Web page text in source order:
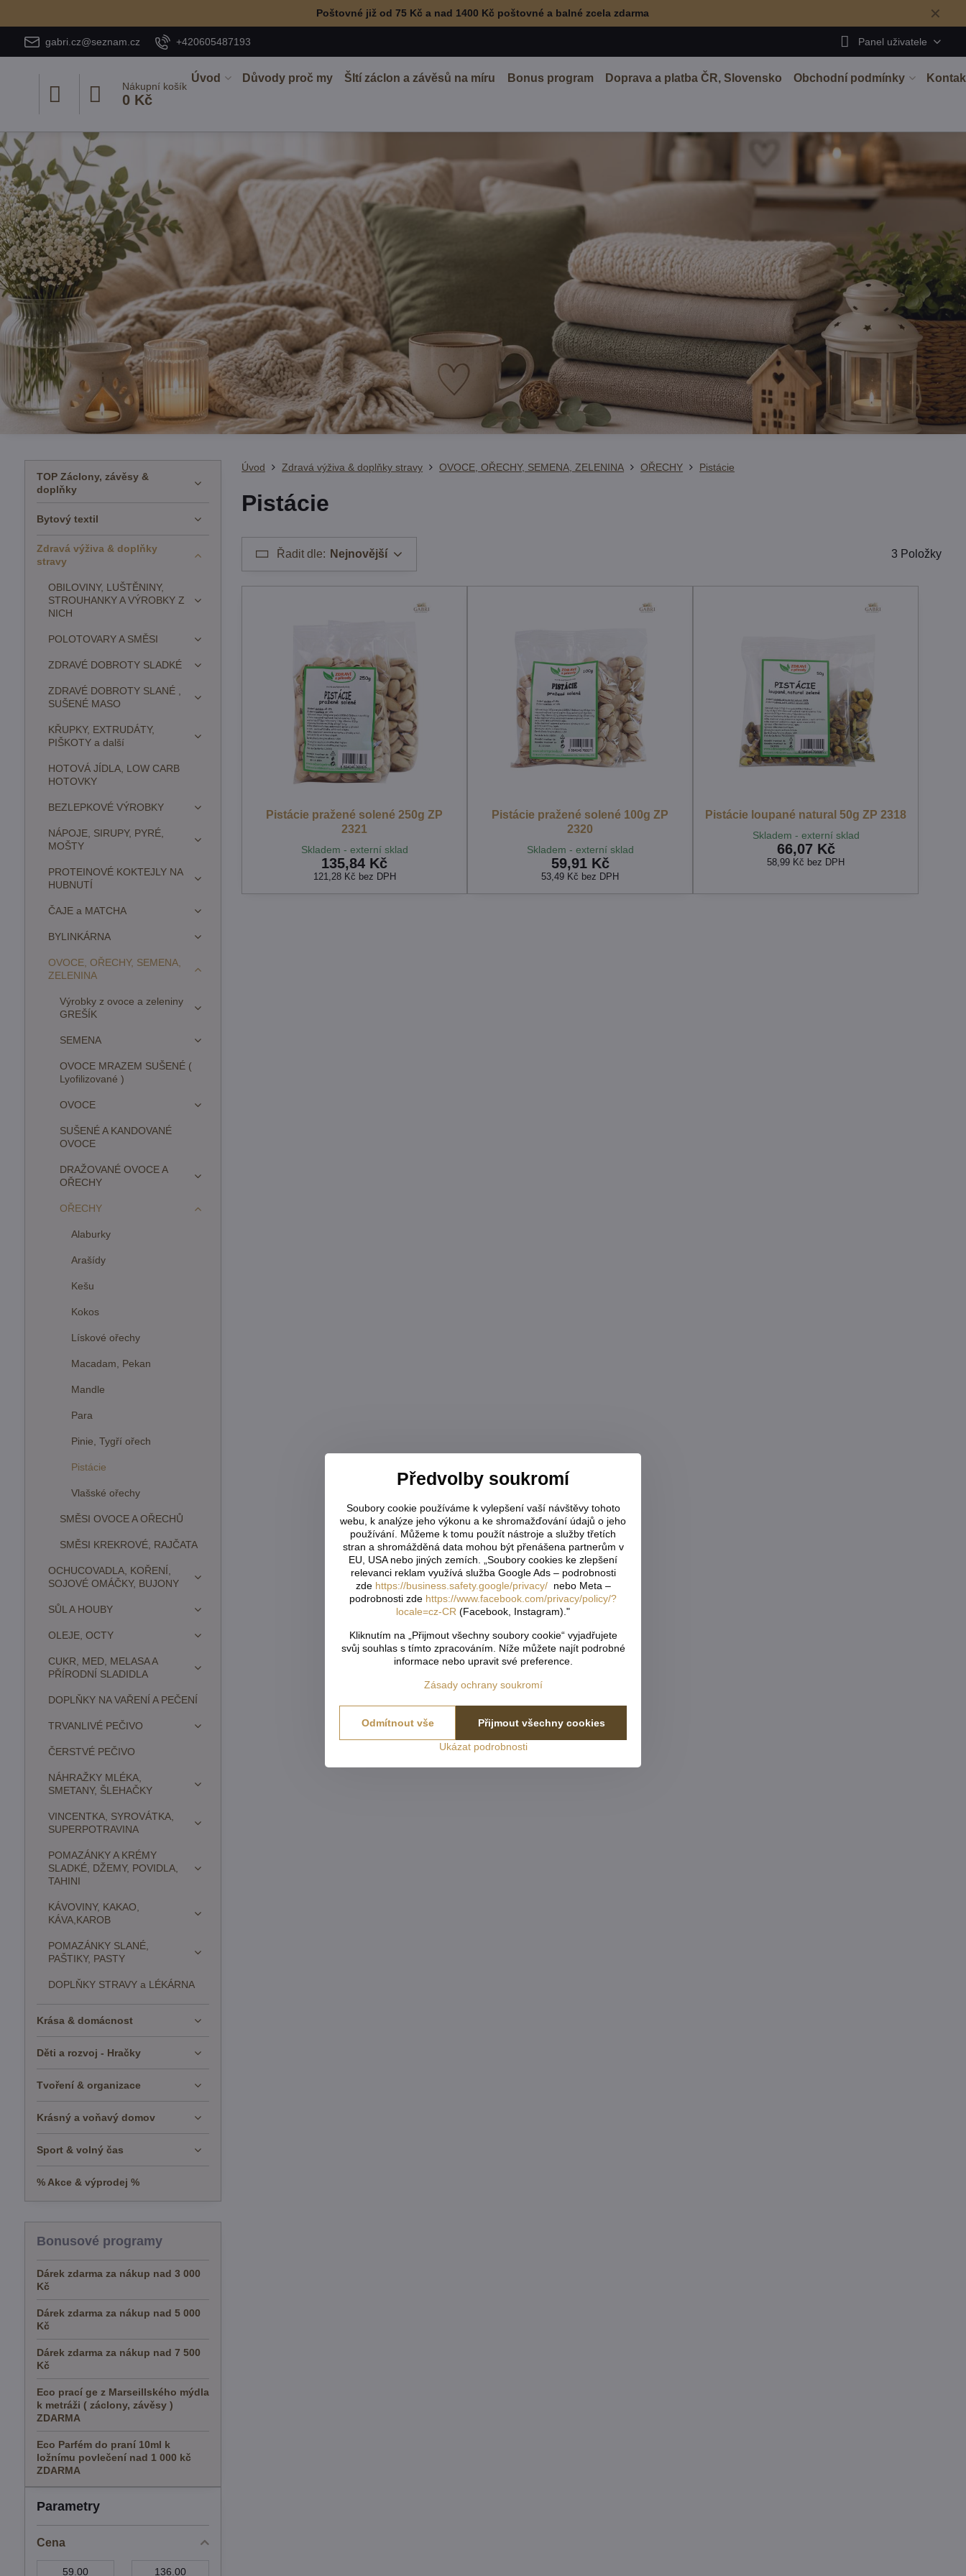
✕
Poštovné již od 75 Kč a nad 1400 Kč poštovné a balné zcela zdarma
gabri.cz@seznam.cz +420605487193 Panel uživatele
Nákupní košík
0 Kč
Úvod Důvody proč my ŠItí záclon a závěsů na míru Bonus program Doprava a platba ČR, Slovensko Obchodní podmínky
Úvod Zdravá výživa & doplňky stravy OVOCE, OŘECHY, SEMENA, ZELENINA OŘECHY Pistácie
Pistácie
Řadit dle: Nejnovější 3 Položky
Pistácie pražené solené 250g ZP
2321
Skladem - externí sklad
135,84 Kč
121,28 Kč bez DPH
Pistácie pražené solené 100g ZP
2320
Skladem - externí sklad
59,91 Kč
53,49 Kč bez DPH
Pistácie loupané natural 50g ZP 2318
Skladem - externí sklad
66,07 Kč
58,99 Kč bez DPH
Parametry
Cena
TOP Záclony, závěsy &
doplňky
Bytový textil
Zdravá výživa & doplňky
stravy
OBILOVINY, LUŠTĚNINY,
STROUHANKY A VÝROBKY Z
NICH
POLOTOVARY A SMĚSI
ZDRAVÉ DOBROTY SLADKÉ
ZDRAVÉ DOBROTY SLANÉ ,
SUŠENÉ MASO
KŘUPKY, EXTRUDÁTY,
PIŠKOTY a další
HOTOVÁ JÍDLA, LOW CARB
HOTOVKY
BEZLEPKOVÉ VÝROBKY
NÁPOJE, SIRUPY, PYRÉ,
MOŠTY
PROTEINOVÉ KOKTEJLY NA
HUBNUTÍ
ČAJE a MATCHA
BYLINKÁRNA
OVOCE, OŘECHY, SEMENA,
ZELENINA
Výrobky z ovoce a zeleniny
GREŠÍK
SEMENA
OVOCE MRAZEM SUŠENÉ (
Lyofilizované )
OVOCE
SUŠENÉ A KANDOVANÉ
OVOCE
DRAŽOVANÉ OVOCE A
OŘECHY
OŘECHY
Alaburky
Arašídy
Kešu
Kokos
Lískové ořechy
Macadam, Pekan
Mandle
Para
Pinie, Tygří ořech
Pistácie
Vlašské ořechy
SMĚSI OVOCE A OŘECHŮ
SMĚSI KREKROVÉ, RAJČATA
OCHUCOVADLA, KOŘENÍ,
SOJOVÉ OMÁČKY, BUJONY
SŮL A HOUBY
OLEJE, OCTY
CUKR, MED, MELASA A
PŘÍRODNÍ SLADIDLA
DOPLŇKY NA VAŘENÍ A PEČENÍ
TRVANLIVÉ PEČIVO
ČERSTVÉ PEČIVO
NÁHRAŽKY MLÉKA,
SMETANY, ŠLEHAČKY
VINCENTKA, SYROVÁTKA,
SUPERPOTRAVINA
POMAZÁNKY A KRÉMY
SLADKÉ, DŽEMY, POVIDLA,
TAHINI
KÁVOVINY, KAKAO,
KÁVA,KAROB
POMAZÁNKY SLANÉ,
PAŠTIKY, PASTY
DOPLŇKY STRAVY a LÉKÁRNA
Krása & domácnost
Děti a rozvoj - Hračky
Tvoření & organizace
Krásný a voňavý domov
Sport & volný čas
% Akce & výprodej %
Bonusové programy
Dárek zdarma za nákup nad 3 000
Kč
Dárek zdarma za nákup nad 5 000
Kč
Dárek zdarma za nákup nad 7 500
Kč
Eco prací ge z Marseillského mýdla
k metráži ( záclony, závěsy )
ZDARMA
Eco Parfém do praní 10ml k
ložnímu povlečení nad 1 000 kč
ZDARMA
Předvolby soukromí
Soubory cookie používáme k vylepšení vaší návštěvy tohoto
webu, k analýze jeho výkonu a ke shromažďování údajů o jeho
používání. Můžeme k tomu použít nástroje a služby třetích
stran a shromážděná data mohou být přenášena partnerům v
EU, USA nebo jiných zemích. „Soubory cookies ke zlepšení
relevanci reklam využívá služba Google Ads – podrobnosti
zde https://business.safety.google/privacy/nebo Meta –
podrobnosti zde https://www.facebook.com/privacy/policy/?
locale=cz-CR (Facebook, Instagram)."
Kliknutím na „Přijmout všechny soubory cookie“ vyjadřujete
svůj souhlas s tímto zpracováním. Níže můžete najít podrobné
informace nebo upravit své preference.
Zásady ochrany soukromí
Ukázat podrobnosti
Přijmout všechny cookies
Odmítnout vše